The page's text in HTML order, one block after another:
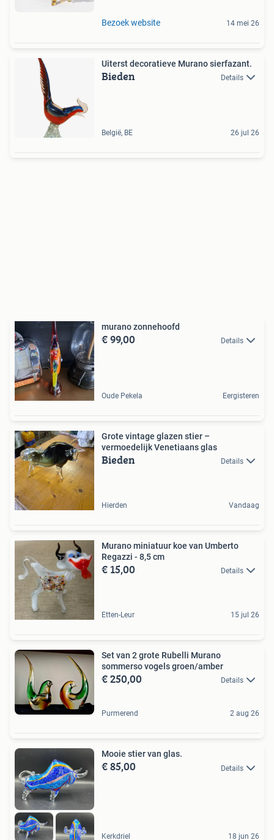
Bezoek website 14 mei 26
Uiterst decoratieve Murano sierfazant.
Bieden Details
België, BE 26 jul 26
murano zonnehoofd
€ 99,00 Details
Oude Pekela Eergisteren
Grote vintage glazen stier –
vermoedelijk Venetiaans glas
Bieden Details
Hierden Vandaag
Murano miniatuur koe van Umberto
Regazzi - 8,5 cm
€ 15,00 Details
Etten-Leur 15 jul 26
Set van 2 grote Rubelli Murano
sommerso vogels groen/amber
€ 250,00 Details
Purmerend 2 aug 26
Mooie stier van glas.
€ 85,00 Details
Kerkdriel 18 jun 26